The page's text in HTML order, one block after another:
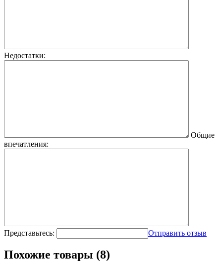
Недостатки:
Общие
впечатления:
Представьтесь: Отправить отзыв
Похожие товары (8)